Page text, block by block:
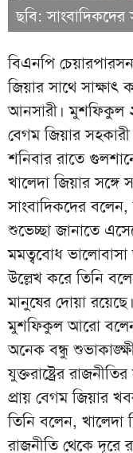
ছবি:
বিএনপি
জিয়ার সাথে
আনসারী। মুশফিকুল
বেগম জিয়ার সহকারী
শনিবার রাতে
খালেদা জিয়ার
সাংবাদিকদের বলেন,
শুভেচ্ছা জানাতে
মমত্ববোধ
উল্লেখ করে তিনি
মানুষের দোয়া রয়েছে।
মুশফিকুল আরো বলেন,
অনেক বন্ধু
যুক্তরাষ্ট্রের
প্রায় বেগম জিয়ার
তিনি বলেন, খালেদা
রাজনীতি থেকে দূরে